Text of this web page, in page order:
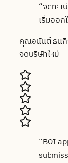
“จดทะเ
เริ่มออ
คุณอนันต์ ธน
จดบริษัทใหม่
“BOI